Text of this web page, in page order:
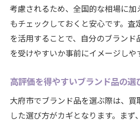
考慮されるため、全国的な相場に加
もチェックしておくと安心です。査
を活用することで、自分のブラン
を受けやすいか事前にイメージしや
高評価を得やすいブランド品の選
大府市でブランド品を選ぶ際は、
した選び方がカギとなります。まず